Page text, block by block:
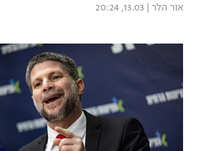
אור הלר 13.03, 20:24